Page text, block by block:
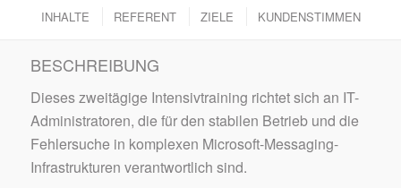
INHALTE REFERENT ZIELE KUNDENSTIMMEN
BESCHREIBUNG
Dieses zweitägige Intensivtraining richtet sich an IT-
Administratoren, die für den stabilen Betrieb und die
Fehlersuche in komplexen Microsoft-Messaging-
Infrastrukturen verantwortlich sind.